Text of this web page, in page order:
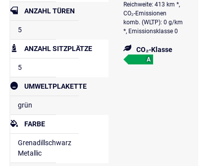
ANZAHL TÜREN
5
ANZAHL SITZPLÄTZE
5
UMWELTPLAKETTE
grün
FARBE
Grenadillschwarz
Metallic
Reichweite: 413 km *,
CO₂-Emissionen
komb. (WLTP): 0 g/km
*, Emissionsklasse 0
CO₂-Klasse
A